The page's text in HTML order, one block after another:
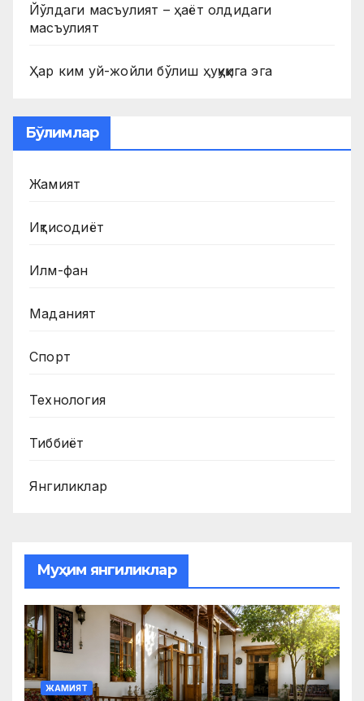
Йўлдаги масъулият – ҳаёт олдидаги
масъулият
Ҳар ким уй-жойли бўлиш ҳуқуқига эга
Бўлимлар
Жамият
Иқтисодиёт
Илм-фан
Маданият
Спорт
Технология
Тиббиёт
Янгиликлар
Муҳим янгиликлар
ЖАМИЯТ